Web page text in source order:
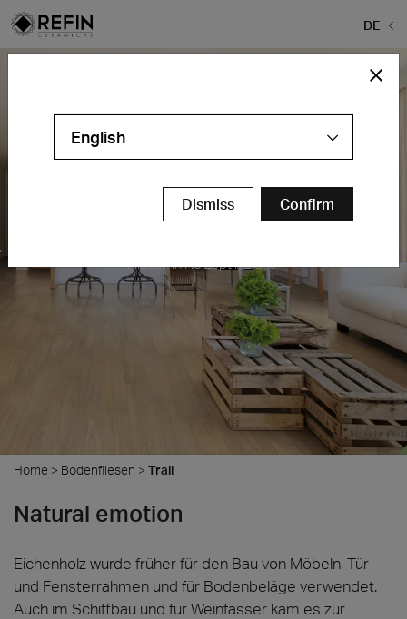
DE
Fliesen in Holzoptik Eiche
Home > Bodenfliesen > Trail
Natural emotion
Eichenholz wurde früher für den Bau von Möbeln, Tür-
und Fensterrahmen und für Bodenbeläge verwendet.
Auch im Schiffbau und für Weinfässer kam es zur
English
Dismiss Confirm